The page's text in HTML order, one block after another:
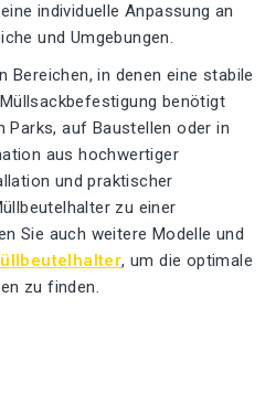
individuelle Anpassung an
und Umgebungen.
Bereichen, in denen eine stabile
benötigt
auf Baustellen oder in
aus hochwertiger
und praktischer
zu einer
Sie auch weitere Modelle und
, um die optimale
zu finden.